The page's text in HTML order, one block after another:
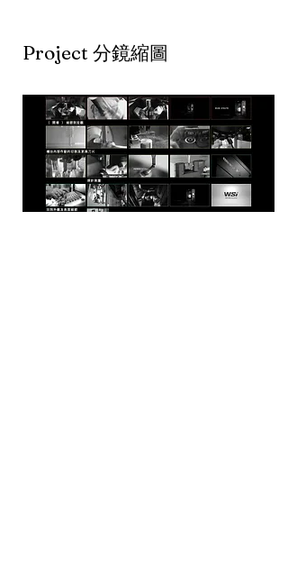
Project 分鏡縮圖